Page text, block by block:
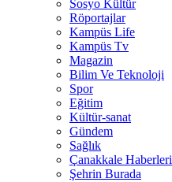
Sosyo Kültür
Röportajlar
Kampüs Life
Kampüs Tv
Magazin
Bilim Ve Teknoloji
Spor
Eğitim
Kültür-sanat
Gündem
Sağlık
Çanakkale Haberleri
Şehrin Burada